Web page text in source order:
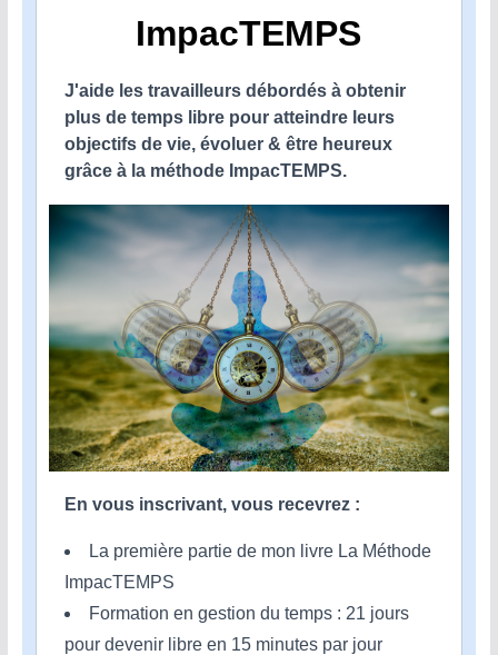
ImpacTEMPS
J'aide les travailleurs débordés à obtenir
plus de temps libre pour atteindre leurs
objectifs de vie, évoluer & être heureux
grâce à la méthode ImpacTEMPS.
En vous inscrivant, vous recevrez :
La première partie de mon livre La Méthode
ImpacTEMPS
Formation en gestion du temps : 21 jours
pour devenir libre en 15 minutes par jour